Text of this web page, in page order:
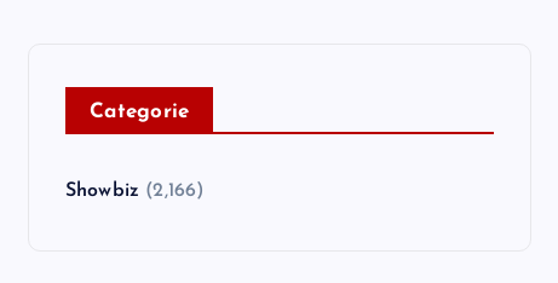
Categorie
Showbiz (2,166)